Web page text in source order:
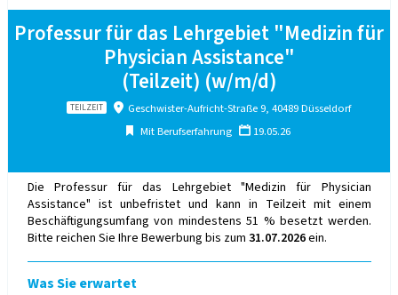
Professur für das Lehrgebiet "Medizin für
Physician Assistance"
(Teilzeit) (w/m/d)
TEILZEIT
Geschwister-Aufricht-Straße 9, 40489 Düsseldorf
Mit Berufserfahrung
19.05.26
Die Professur für das Lehrgebiet "Medizin für Physician
Assistance" ist unbefristet und kann in Teilzeit mit einem
Beschäftigungsumfang von mindestens 51 % besetzt werden.
Bitte reichen Sie Ihre Bewerbung bis zum 31.07.2026ein.
Was Sie erwartet